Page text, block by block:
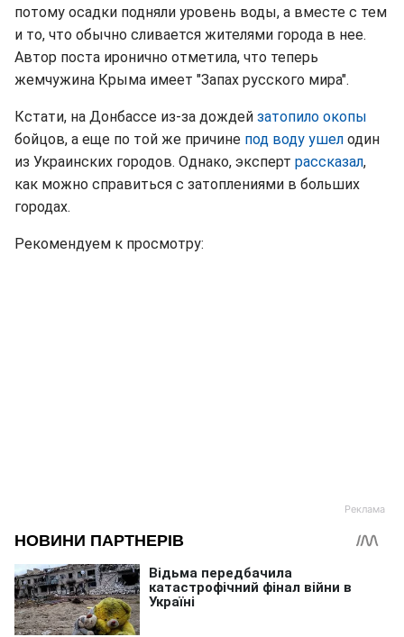
потому осадки подняли уровень воды, а вместе с тем
и то, что обычно сливается жителями города в нее.
Автор поста иронично отметила, что теперь
жемчужина Крыма имеет "Запах русского мира".
Кстати, на Донбассе из-за дождей затопило окопы
бойцов, а еще по той же причине под воду ушел один
из Украинских городов. Однако, эксперт рассказал,
как можно справиться с затоплениями в больших
городах.
Рекомендуем к просмотру: